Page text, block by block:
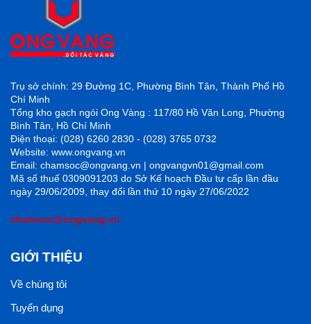
3.4 Ngói sóng vuông Secoin SE11
Vẫn cùng là 1 dòng sản phẩm tương tự như 3 mẫu trên
chất lượng mà hình dáng đều như nhau chỉ khác mỗi
màu sắc. Mã SE11 mang cho mình tone màu chính là
màu xanh dương tạo nên sự nổi trội và sự thoáng mát
cho mái nhà. Ngoài ra, mẫu ngói này còn chống hắt dột
rất tốt phù hợp với những khu vực có lượng mưa lớn
quanh năm.
Trụ sở chính: 29 Đường 1C, Phường Bình Tân, Thành Phố Hồ
Chí Minh
Tổng kho gạch ngói Ong Vàng : 117/80 Hồ Văn Long, Phường
Bình Tân, Hồ Chí Minh
Điện thoại: (028) 6260 2830 - (028) 3765 0732
Website: www.ongvang.vn
Email: chamsoc@ongvang.vn | ongvangvn01@gmail.com
Mã số thuế 0309091203 do Sở Kế hoạch Đầu tư cấp lần đầu
ngày 29/06/2009, thay đổi lần thứ 10 ngày 27/06/2022
chamsoc@ongvang.vn
GIỚI THIỆU
Về chúng tôi
Tuyển dụng